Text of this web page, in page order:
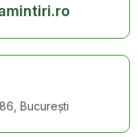
București